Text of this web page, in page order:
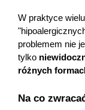
W praktyce
problemem nie
tylko
różnych
Na co